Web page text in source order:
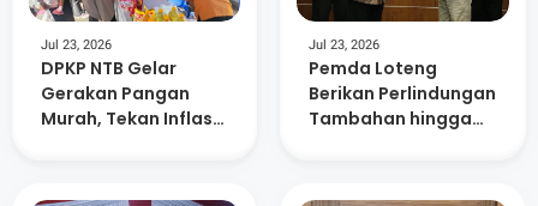
Jul 23, 2026
DPKP NTB Gelar
Gerakan Pangan
Murah, Tekan Inflasi
Jul 23, 2026
Pemda Loteng
Berikan Perlindungan
Tambahan hingga